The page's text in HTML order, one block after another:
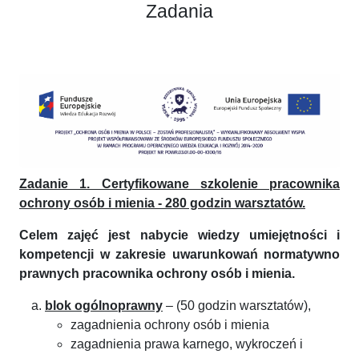
Zadania
Zadanie 1. Certyfikowane szkolenie pracownika
ochrony osób i mienia - 280 godzin warsztatów.
Celem zajęć jest nabycie wiedzy umiejętności i
kompetencji w zakresie uwarunkowań normatywno
prawnych pracownika ochrony osób i mienia.
blok ogólnoprawny – (50 godzin warsztatów),
zagadnienia ochrony osób i mienia
zagadnienia prawa karnego, wykroczeń i